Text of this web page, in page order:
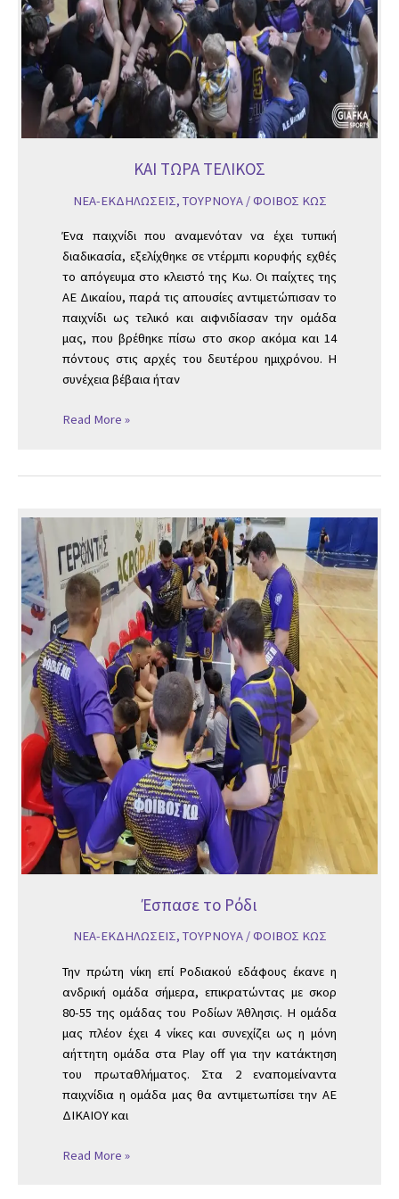
ΚΑΙ ΤΩΡΑ ΤΕΛΙΚΟΣ
ΝΕΑ-ΕΚΔΗΛΩΣΕΙΣ, ΤΟΥΡΝΟΥΑ/ΦΟΙΒΟΣ ΚΩΣ
Ένα παιχνίδι που αναμενόταν να έχει τυπική
διαδικασία, εξελίχθηκε σε ντέρμπι κορυφής εχθές
το απόγευμα στο κλειστό της Κω. Οι παίχτες της
ΑΕ Δικαίου, παρά τις απουσίες αντιμετώπισαν το
παιχνίδι ως τελικό και αιφνιδίασαν την ομάδα
μας, που βρέθηκε πίσω στο σκορ ακόμα και 14
πόντους στις αρχές του δευτέρου ημιχρόνου. Η
συνέχεια βέβαια ήταν
Read More »
Έσπασε το Ρόδι
ΝΕΑ-ΕΚΔΗΛΩΣΕΙΣ, ΤΟΥΡΝΟΥΑ/ΦΟΙΒΟΣ ΚΩΣ
Την πρώτη νίκη επί Ροδιακού εδάφους έκανε η
ανδρική ομάδα σήμερα, επικρατώντας με σκορ
80-55 της ομάδας του Ροδίων Άθλησις. Η ομάδα
μας πλέον έχει 4 νίκες και συνεχίζει ως η μόνη
αήττητη ομάδα στα Play off για την κατάκτηση
του πρωταθλήματος. Στα 2 εναπομείναντα
παιχνίδια η ομάδα μας θα αντιμετωπίσει την ΑΕ
ΔΙΚΑΙΟΥ και
Έσπασε
Ρόδι
Read More »